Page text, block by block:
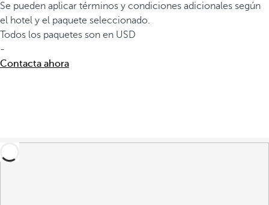
Se pueden aplicar términos y condiciones adicionales según
el hotel y el paquete seleccionado.
Todos los paquetes son en USD
-
Contacta ahora